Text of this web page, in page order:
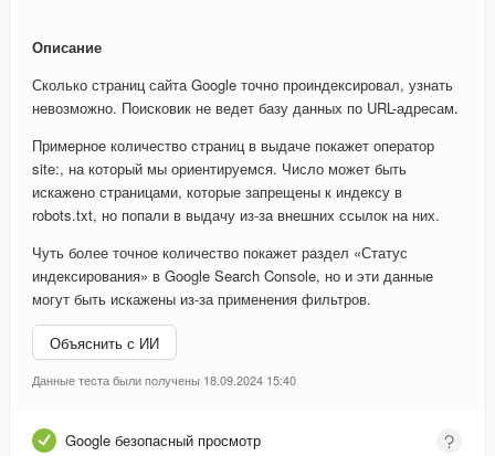
Описание
Сколько страниц сайта Google точно проиндексировал, узнать
невозможно. Поисковик не ведет базу данных по URL-адресам.
Примерное количество страниц в выдаче покажет оператор
site:, на который мы ориентируемся. Число может быть
искажено страницами, которые запрещены к индексу в
robots.txt, но попали в выдачу из-за внешних ссылок на них.
Чуть более точное количество покажет раздел «Статус
индексирования» в Google Search Console, но и эти данные
могут быть искажены из-за применения фильтров.
Объяснить с ИИ
Данные теста были получены 18.09.2024 15:40
Google безопасный просмотр